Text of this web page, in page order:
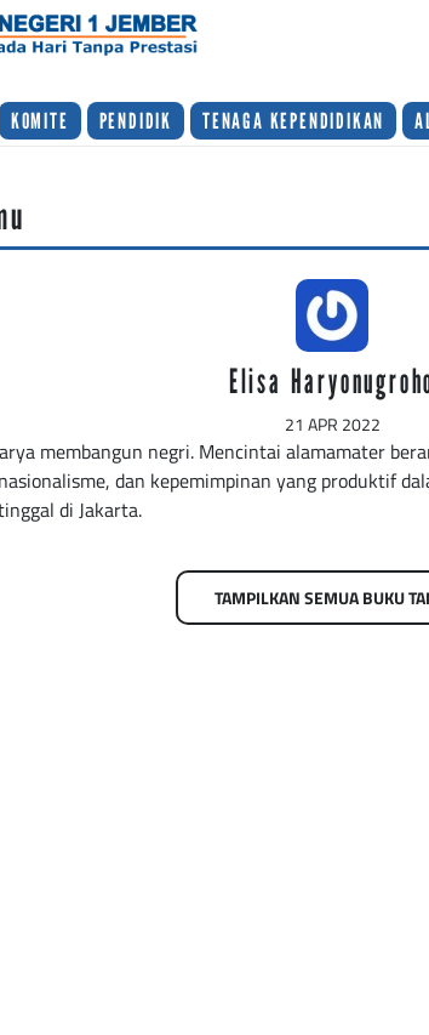
KOMITE PENDIDIK TENAGA KEPENDIDIKAN
Elisa
21 APR 2022
membangun negri. Mencintai alamamater
dan kepemimpinan yang produktif
di Jakarta.
TAMPILKAN SEMUA BUKU